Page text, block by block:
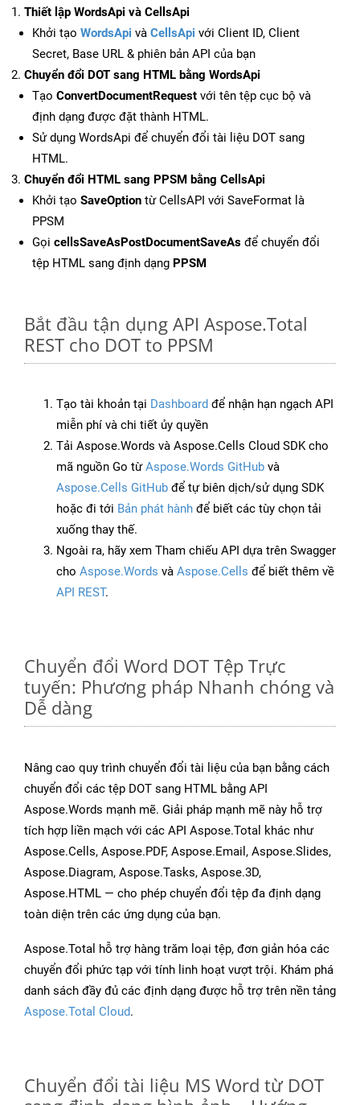
Thiết lập WordsApi và CellsApi
Khởi tạo WordsApi và CellsApi với Client ID, Client
Secret, Base URL & phiên bản API của bạn
Chuyển đổi DOT sang HTML bằng WordsApi
Tạo ConvertDocumentRequest với tên tệp cục bộ và
định dạng được đặt thành HTML.
Sử dụng WordsApi để chuyển đổi tài liệu DOT sang
HTML.
Chuyển đổi HTML sang PPSM bằng CellsApi
Khởi tạo SaveOption từ CellsAPI với SaveFormat là
PPSM
Gọi cellsSaveAsPostDocumentSaveAs để chuyển đổi
tệp HTML sang định dạng PPSM
Bắt đầu tận dụng API Aspose.Total
REST cho DOT to PPSM
Tạo tài khoản tại Dashboard để nhận hạn ngạch API
miễn phí và chi tiết ủy quyền
Tải Aspose.Words và Aspose.Cells Cloud SDK cho
mã nguồn Go từAspose.Words GitHub và
Aspose.Cells GitHub để tự biên dịch/sử dụng SDK
hoặc đi tới Bản phát hành để biết các tùy chọn tải
xuống thay thế.
Ngoài ra, hãy xem Tham chiếu API dựa trên Swagger
cho Aspose.Words và Aspose.Cells để biết thêm về
API REST.
Chuyển đổi Word DOT Tệp Trực
tuyến: Phương pháp Nhanh chóng và
Dễ dàng
Nâng cao quy trình chuyển đổi tài liệu của bạn bằng cách
chuyển đổi các tệp DOT sang HTML bằng API
Aspose.Words mạnh mẽ. Giải pháp mạnh mẽ này hỗ trợ
tích hợp liền mạch với các API Aspose.Total khác như
Aspose.Cells, Aspose.PDF, Aspose.Email, Aspose.Slides,
Aspose.Diagram, Aspose.Tasks, Aspose.3D,
Aspose.HTML — cho phép chuyển đổi tệp đa định dạng
toàn diện trên các ứng dụng của bạn.
Aspose.Total hỗ trợ hàng trăm loại tệp, đơn giản hóa các
chuyển đổi phức tạp với tính linh hoạt vượt trội. Khám phá
danh sách đầy đủ các định dạng được hỗ trợ trên nền tảng
Aspose.Total Cloud.
Chuyển đổi tài liệu MS Word từ DOT